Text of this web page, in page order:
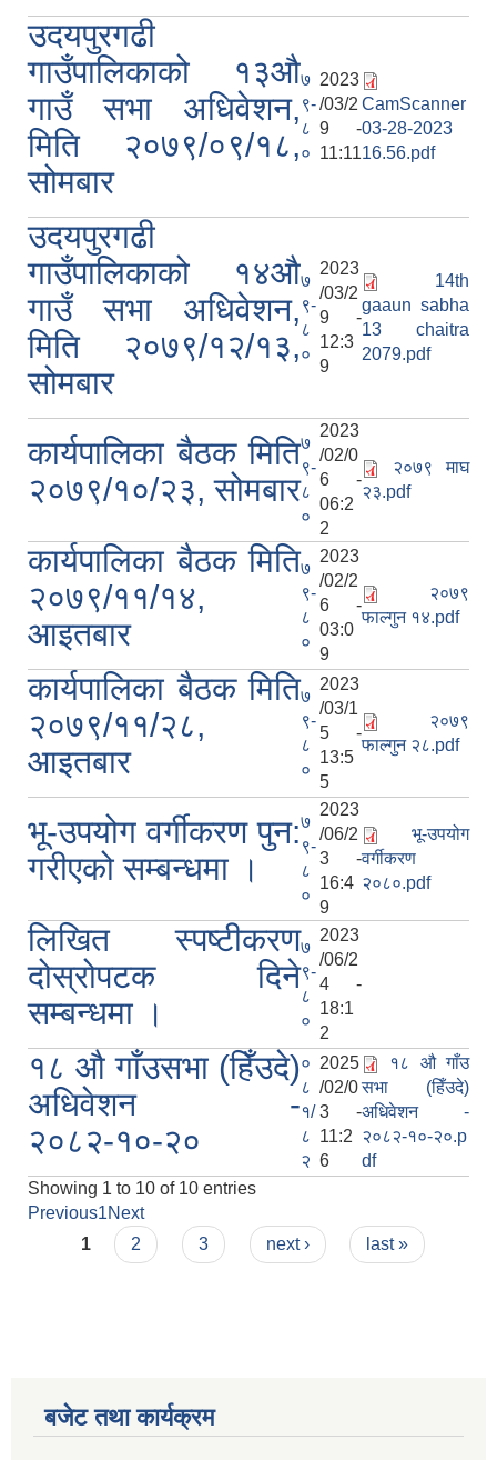
उदयपुरगढी
गाउँपालिकाको १३औ
गाउँ सभा अधिवेशन,
मिति २०७९/०९/१८,
सोमबार
७
९-
८
०
2023
/03/2
9 -
11:11
CamScanner
03-28-2023
16.56.pdf
उदयपुरगढी
गाउँपालिकाको १४औ
गाउँ सभा अधिवेशन,
मिति २०७९/१२/१३,
सोमबार
७
९-
८
०
2023
/03/2
9 -
12:3
9
14th
gaaun sabha
13 chaitra
2079.pdf
कार्यपालिका बैठक मिति
२०७९/१०/२३, सोमबार
७
९-
८
०
2023
/02/0
6 -
06:2
2
२०७९ माघ
२३.pdf
कार्यपालिका बैठक मिति
२०७९/११/१४,
आइतबार
७
९-
८
०
2023
/02/2
6 -
03:0
9
२०७९
फाल्गुन १४.pdf
कार्यपालिका बैठक मिति
२०७९/११/२८,
आइतबार
७
९-
८
०
2023
/03/1
5 -
13:5
5
२०७९
फाल्गुन २८.pdf
भू-उपयोग वर्गीकरण पुन:
गरीएको सम्बन्धमा ।
७
९-
८
०
2023
/06/2
3 -
16:4
9
भू-उपयोग
वर्गीकरण
२०८०.pdf
लिखित स्पष्टीकरण
दोस्रोपटक दिने
सम्बन्धमा ।
७
९-
८
०
2023
/06/2
4 -
18:1
2
१८ औ गाँउसभा (हिँउदे)
अधिवेशन -
२०८२-१०-२०
०
८
१/
८
२
2025
/02/0
3 -
11:2
6
१८ औ गाँउ
सभा (हिँउदे)
अधिवेशन -
२०८२-१०-२०.p
df
Showing 1 to 10 of 10 entries
Previous1Next
Pages
1 2 3 next › last »
बजेट तथा कार्यक्रम